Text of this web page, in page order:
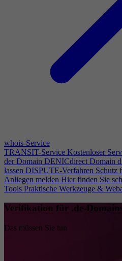
whois-Service
TRANSIT-Service Kostenloser
der Domain DENICdirect Domain
lassen DISPUTE-Verfahren Schutz
Anliegen melden Hier finden Sie
Tools Praktische Werkzeuge &
Verifikation für .de-
Das müssen Sie tun